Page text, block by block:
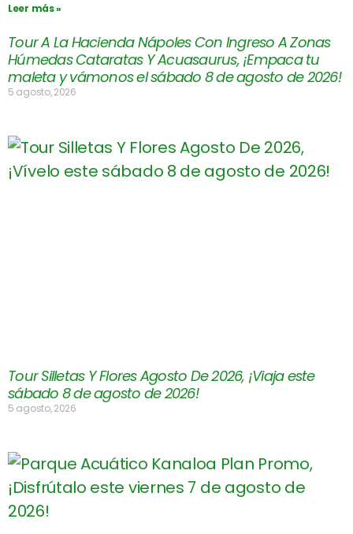
Leer más »
Tour A La Hacienda Nápoles Con Ingreso A Zonas
Húmedas Cataratas Y Acuasaurus, ¡Empaca tu
maleta y vámonos el sábado 8 de agosto de 2026!
5 agosto, 2026
Tour Silletas Y Flores Agosto De 2026, ¡Viaja este
sábado 8 de agosto de 2026!
5 agosto, 2026